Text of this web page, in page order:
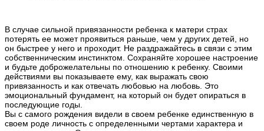
В случае сильной привязанности ребенка к матери страх
потерять ее может проявиться раньше, чем у других детей, но
он быстрее у него и проходит. Не раздражайтесь в связи с этим
собственническим инстинктом. Сохраняйте хорошее настроение
и будьте доброжелательны по отношению к ребенку. Своими
действиями вы показываете ему, как выражать свою
привязанность и как отвечать любовью на любовь. Это
эмоциональный фундамент, на который он будет опираться в
последующие годы.
Вы с самого рождения видели в своем ребенке единственную в
своем роде личность с определенными чертами характера и